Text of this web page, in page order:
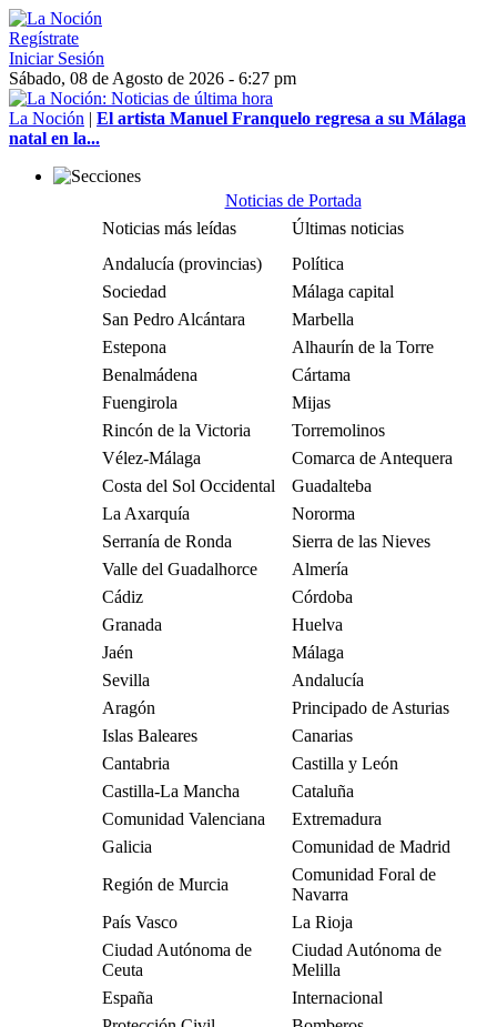
Regístrate
Iniciar Sesión
Sábado, 08 de Agosto de 2026 - 6:27 pm
La Noción | El artista Manuel Franquelo regresa a su Málaga
natal en la...
Noticias de Portada
Noticias más leídas
Últimas noticias
Andalucía (provincias)
Política
Sociedad
Málaga capital
San Pedro Alcántara
Marbella
Estepona
Alhaurín de la Torre
Benalmádena
Cártama
Fuengirola
Mijas
Rincón de la Victoria
Torremolinos
Vélez-Málaga
Comarca de Antequera
Costa del Sol Occidental
Guadalteba
La Axarquía
Nororma
Serranía de Ronda
Sierra de las Nieves
Valle del Guadalhorce
Almería
Cádiz
Córdoba
Granada
Huelva
Jaén
Málaga
Sevilla
Andalucía
Aragón
Principado de Asturias
Islas Baleares
Canarias
Cantabria
Castilla y León
Castilla-La Mancha
Cataluña
Comunidad Valenciana
Extremadura
Galicia
Comunidad de Madrid
Región de Murcia
Comunidad Foral de
Navarra
País Vasco
La Rioja
Ciudad Autónoma de
Ceuta
Ciudad Autónoma de
Melilla
España
Internacional